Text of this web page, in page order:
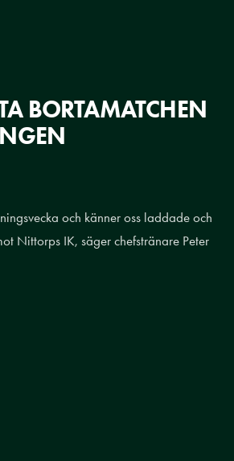
BORTAMATCHEN
och känner oss laddade och
Nittorps IK, säger chefstränare Peter